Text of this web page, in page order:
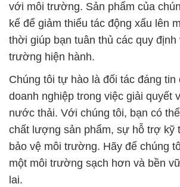
với môi trường. Sản phẩm của
kế để giảm thiểu tác động xấu lên
thời giúp bạn tuân thủ các quy định
trường hiện hành.
Chúng tôi tự hào là đối tác đáng tin
doanh nghiệp trong việc giải quyết
nước thải. Với chúng tôi, bạn có
chất lượng sản phẩm, sự hỗ trợ kỹ
bảo vệ môi trường. Hãy để chúng
một môi trường sạch hơn và bền
lai.